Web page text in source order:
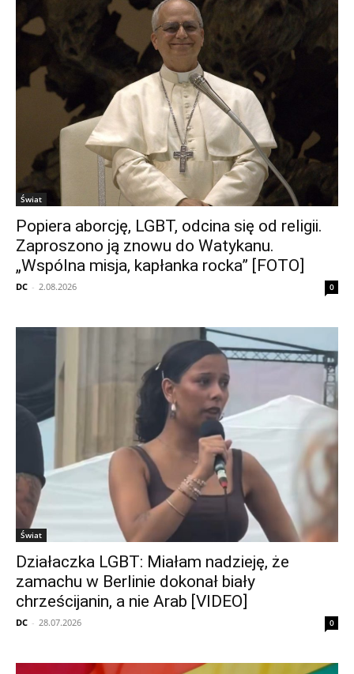
Świat
Popiera aborcję, LGBT, odcina się od religii.
Zaproszono ją znowu do Watykanu.
„Wspólna misja, kapłanka rocka” [FOTO]
DC - 2.08.2026 0
Świat
Działaczka LGBT: Miałam nadzieję, że
zamachu w Berlinie dokonał biały
chrześcijanin, a nie Arab [VIDEO]
DC - 28.07.2026 0